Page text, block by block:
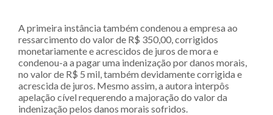
A primeira instância também condenou a empresa ao
ressarcimento do valor de R$ 350,00, corrigidos
monetariamente e acrescidos de juros de mora e
condenou-a a pagar uma indenização por danos morais,
no valor de R$ 5 mil, também devidamente corrigida e
acrescida de juros. Mesmo assim, a autora interpôs
apelação cível requerendo a majoração do valor da
indenização pelos danos morais sofridos.